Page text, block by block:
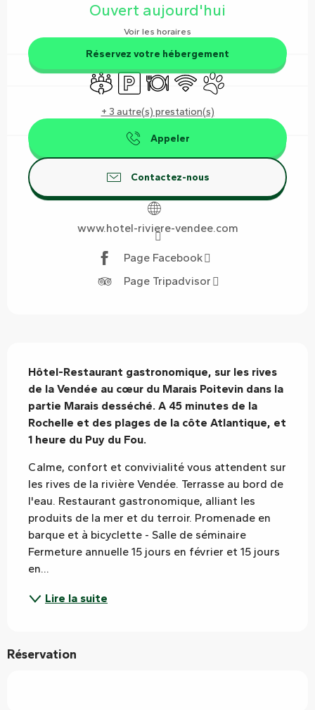
Ouvert aujourd'hui
Voir les horaires
Réservez votre hébergement
Salle de réunion
ParkingRestaurant
WiFi Animaux acceptés
+ 3 autre(s) prestation(s)
Appeler
Contactez-nous
www.hotel-riviere-vendee.com
Page Facebook
Page Tripadvisor
Hôtel-Restaurant gastronomique, sur les rives
de la Vendée au cœur du Marais Poitevin dans la
partie Marais desséché. A 45 minutes de la
Rochelle et des plages de la côte Atlantique, et
1 heure du Puy du Fou.
Calme, confort et convivialité vous attendent sur
les rives de la rivière Vendée. Terrasse au bord de
l'eau. Restaurant gastronomique, alliant les
produits de la mer et du terroir. Promenade en
barque et à bicyclette - Salle de séminaire
Fermeture annuelle 15 jours en février et 15 jours
en...
Lire la suite
Réservation